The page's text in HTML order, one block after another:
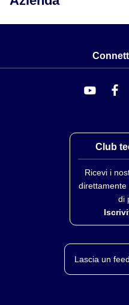
Club
Ricevi i
direttamente
di
Lascia un